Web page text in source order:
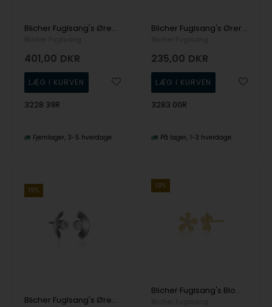
Blicher Fuglsang's Ørestikker i sølv
401,00 DKR
3228 39R
Fjernlager 3-5 hverdage
Blicher Fuglsang's Øreringe i sølv
235,00 DKR
3283 00R
På lager 1-3 hverdage
19%
Blicher Fuglsang's Ørestikker i sølv
19%
Blicher Fuglsang's Blomster ørestikker i guldbelagt sølv